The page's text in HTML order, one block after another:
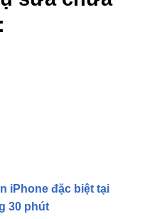
iPhone đặc biệt tại
30 phút